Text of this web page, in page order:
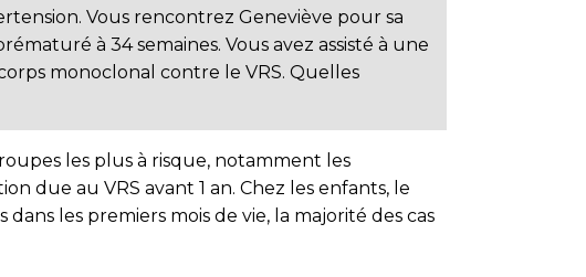
Vous rencontrez Geneviève pour sa
à 34 semaines. Vous avez assisté à une
monoclonal contre le VRS. Quelles
les plus à risque, notamment les
due au VRS avant 1 an. Chez les enfants, le
les premiers mois de vie, la majorité des cas